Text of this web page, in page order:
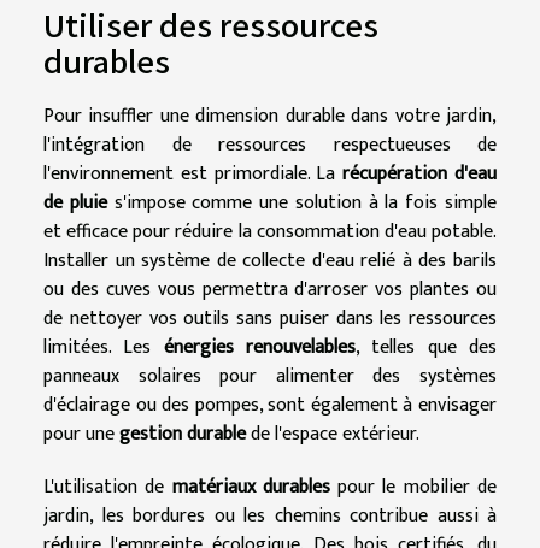
Utiliser des ressources
durables
Pour insuffler une dimension durable dans votre jardin,
l'intégration de ressources respectueuses de
l'environnement est primordiale. Larécupération d'eau
de pluies'impose comme une solution à la fois simple
et efficace pour réduire la consommation d'eau potable.
Installer un système de collecte d'eau relié à des barils
ou des cuves vous permettra d'arroser vos plantes ou
de nettoyer vos outils sans puiser dans les ressources
limitées. Les énergies renouvelables, telles que des
panneaux solaires pour alimenter des systèmes
d'éclairage ou des pompes, sont également à envisager
pour unegestion durablede l'espace extérieur.
L'utilisation de matériaux durablespour le mobilier de
jardin, les bordures ou les chemins contribue aussi à